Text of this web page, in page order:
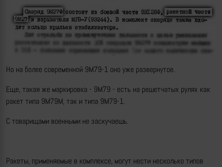
Но на более современной 9М79-1 оно уже развернутое.
Еще, такая же маркировка - 9М79 - есть на решетчатых рулях как
ракет типа 9М79М, так и типа 9М79-1.
С товарищами военными не заскучаешь.
Ракеты, применяемые в комплексе, могут нести несколько типов